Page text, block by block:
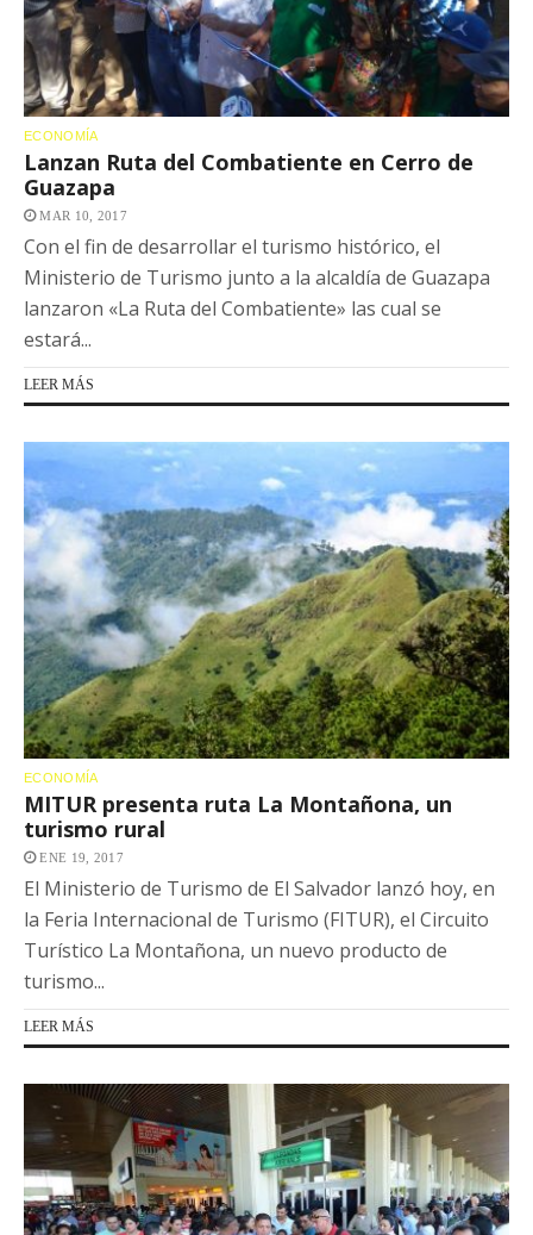
ECONOMÍA
Lanzan Ruta del Combatiente en Cerro de
Guazapa
MAR 10, 2017
Con el fin de desarrollar el turismo histórico, el
Ministerio de Turismo junto a la alcaldía de Guazapa
lanzaron «La Ruta del Combatiente» las cual se
estará...
LEER MÁS
ECONOMÍA
MITUR presenta ruta La Montañona, un
turismo rural
ENE 19, 2017
El Ministerio de Turismo de El Salvador lanzó hoy, en
la Feria Internacional de Turismo (FITUR), el Circuito
Turístico La Montañona, un nuevo producto de
turismo...
LEER MÁS